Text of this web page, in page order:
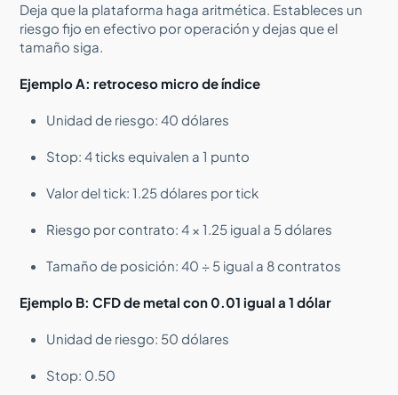
Deja que la plataforma haga aritmética. Estableces un
riesgo fijo en efectivo por operación y dejas que el
tamaño siga.
Ejemplo A: retroceso micro de índice
Unidad de riesgo: 40 dólares
Stop: 4 ticks equivalen a 1 punto
Valor del tick: 1.25 dólares por tick
Riesgo por contrato: 4 × 1.25 igual a 5 dólares
Tamaño de posición: 40 ÷ 5 igual a 8 contratos
Ejemplo B: CFD de metal con 0.01 igual a 1 dólar
Unidad de riesgo: 50 dólares
Stop: 0.50